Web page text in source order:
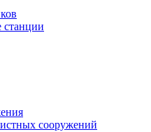
станции
сооружений